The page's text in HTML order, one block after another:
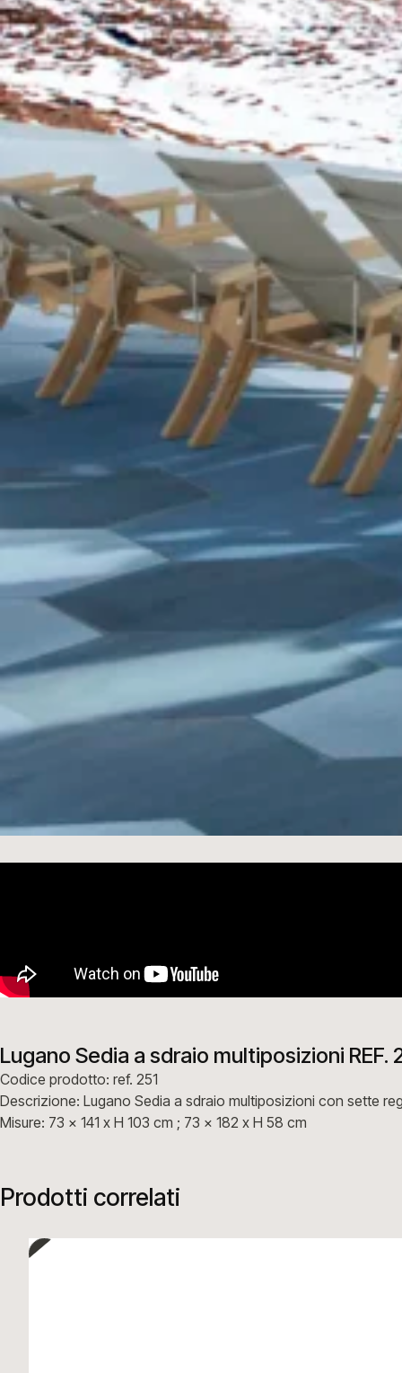
Lugano Sedia a sdraio multiposizioni REF.
Codice prodotto: ref. 251
Descrizione: Lugano Sedia a sdraio multiposizioni con sette
Misure: 73 x 141 x H 103 cm ; 73 x 182 x H 58 cm
Prodotti correlati